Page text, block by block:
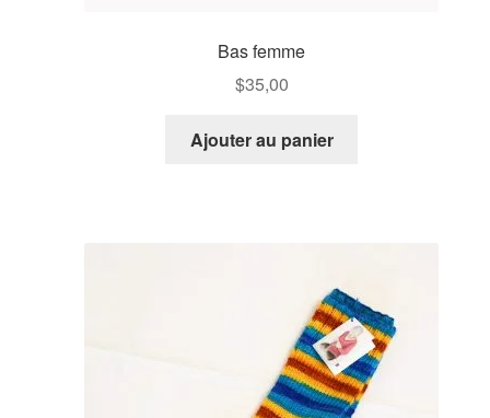
Bas femme
$35,00
Ajouter au panier